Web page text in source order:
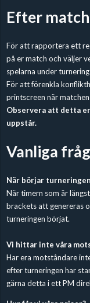
Efter
För att rapportera ett
på er match och väljer
spelarna under
För att förenkla
printscreen när
Observera att detta
uppstår.
Vanliga
När börjar
När timern som är
brackets att genereras
turneringen börjat.
Vi hittar inte våra
Har era motståndare
efter turneringen har
gärna detta i ett PM